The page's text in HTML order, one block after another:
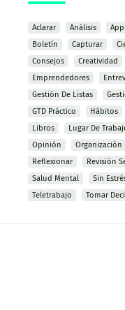
Aclarar Análisis
Boletín
Capturar
Consejos
Creatividad
Emprendedores
Gestión De Listas
GTD Práctico
Hábitos
Libros
Lugar De
Opinión
Organización
Reflexionar
Revisión
Salud Mental
Sin
Teletrabajo
Tomar